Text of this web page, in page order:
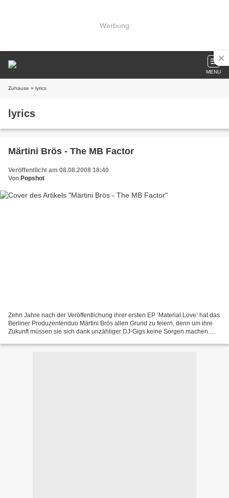
Werbung
MENU
Zuhause » lyrics
lyrics
Märtini Brös - The MB Factor
Veröffentlicht am 08.08.2008 18:40
Von Popshot
Zehn Jahre nach der Veröffentlichung ihrer ersten EP ’Material Love’ hat das
Berliner Produzentenduo Märtini Brös allen Grund zu feiern, denn um ihre
Zukunft müssen sie sich dank unzähliger DJ-Gigs keine Sorgen machen.